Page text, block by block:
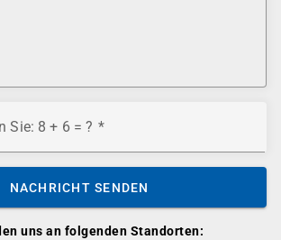
uns an folgenden Standorten:
Sie: 8 + 6 = ?
NACHRICHT SENDEN